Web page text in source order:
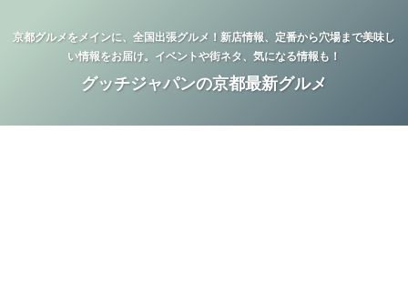
京都グルメをメインに、全国出張グルメ！新店情報、定番から穴場まで美味し
い情報をお届け。イベントや街ネタ、気になる情報も！
グッチジャパンの京都最新グルメ